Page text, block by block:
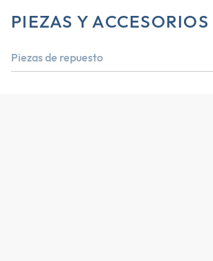
PIEZAS Y ACCESORIOS
Piezas de repuesto